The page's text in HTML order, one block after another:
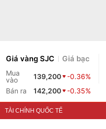
Giá vàng SJC Giá bạc
Mua
vào
139,200
-0.36%
Bán ra
142,200 -0.35%
TÀI CHÍNH QUỐC TẾ